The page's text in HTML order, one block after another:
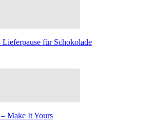
Lieferpause für Schokolade
Make It Yours